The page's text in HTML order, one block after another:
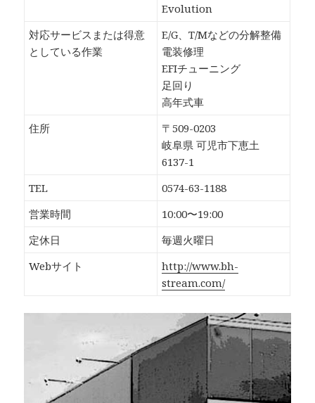
Evolution
対応サービスまたは得意
としている作業
E/G、T/Mなどの分解整備
電装修理
EFIチューニング
足回り
高年式車
住所
〒509-0203
岐阜県 可児市下恵土
6137-1
TEL
0574-63-1188
営業時間
10:00〜19:00
定休日
毎週火曜日
Webサイト
http://www.bh-
stream.com/